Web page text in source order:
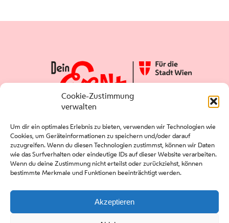
Cookie-Zustimmung
verwalten
Um dir ein optimales Erlebnis zu bieten, verwenden wir Technologien wie
Cookies, um Geräteinformationen zu speichern und/oder darauf
zuzugreifen. Wenn du diesen Technologien zustimmst, können wir Daten
wie das Surfverhalten oder eindeutige IDs auf dieser Website verarbeiten.
Wenn du deine Zustimmung nicht erteilst oder zurückziehst, können
bestimmte Merkmale und Funktionen beeinträchtigt werden.
Akzeptieren
Downloads